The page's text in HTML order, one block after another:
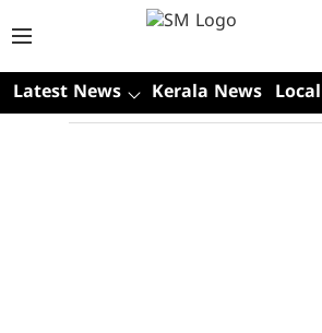
Latest News Kerala News